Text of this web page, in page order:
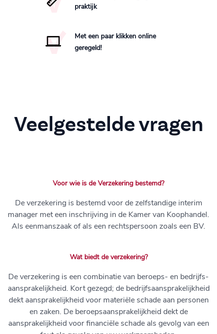
praktijk
Met een paar klikken online
geregeld!
Veelgestelde vragen
Voor wie is de Verzekering bestemd?
De verzekering is bestemd voor de zelfstandige interim
manager met een inschrijving in de Kamer van Koophandel.
Als eenmanszaak of als een rechtspersoon zoals een BV.
Wat biedt de verzekering?
De verzekering is een combinatie van beroeps- en bedrijfs-
aansprakelijkheid. Kort gezegd; de bedrijfsaansprakelijkheid
dekt aansprakelijkheid voor materiële schade aan personen
en zaken. De beroepsaansprakelijkheid dekt de
aansprakelijkheid voor financiële schade als gevolg van een